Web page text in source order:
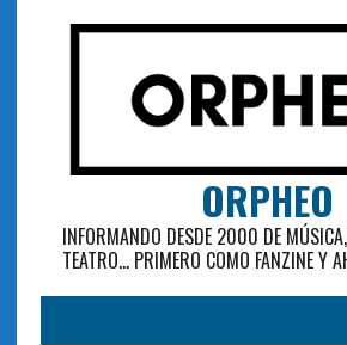
ORPHEO
INFORMANDO DESDE 2000 DE
TEATRO... PRIMERO COMO FANZINE Y